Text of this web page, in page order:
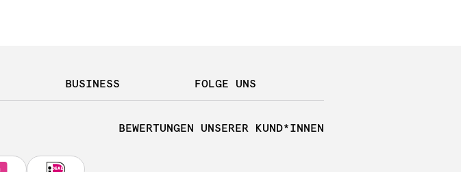
BUSINESS FOLGE UNS
BEWERTUNGEN UNSERER KUND*INNEN